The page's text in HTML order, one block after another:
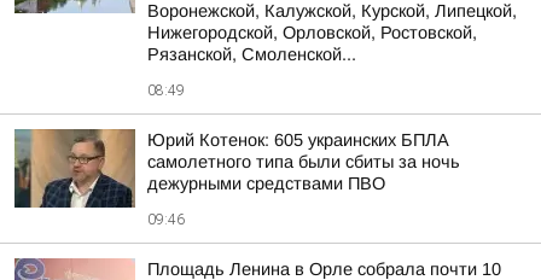
Воронежской, Калужской, Курской, Липецкой,
Нижегородской, Орловской, Ростовской,
Рязанской, Смоленской...
08:49
Юрий Котенок: 605 украинских БПЛА
самолетного типа были сбиты за ночь
дежурными средствами ПВО
09:46
Площадь Ленина в Орле собрала почти 10